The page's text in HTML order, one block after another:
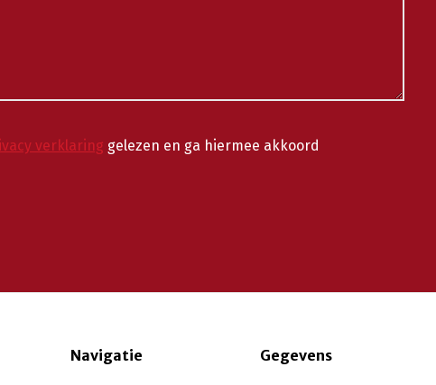
verklaring gelezen en ga hiermee akkoord
Navigatie Gegevens